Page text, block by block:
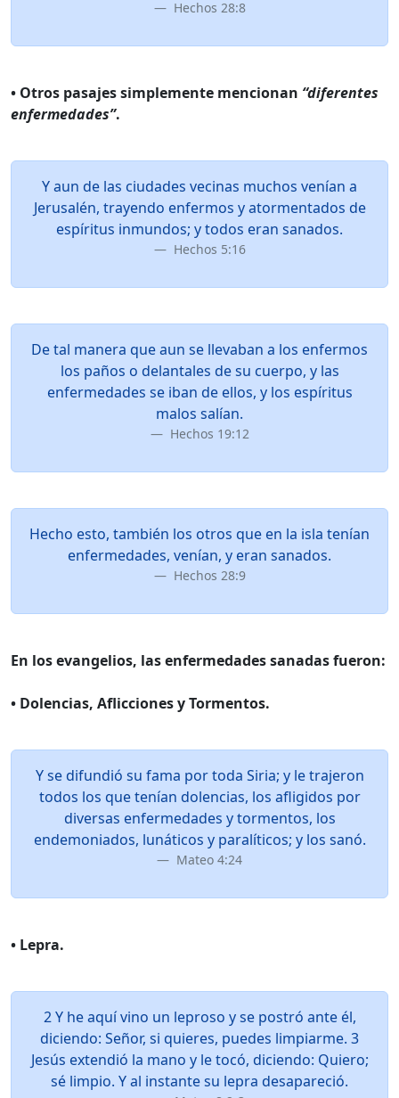
Hechos 28:8
• Otros pasajes simplemente mencionan “diferentes
enfermedades”.
Y aun de las ciudades vecinas muchos venían a
Jerusalén, trayendo enfermos y atormentados de
espíritus inmundos; y todos eran sanados.
Hechos 5:16
De tal manera que aun se llevaban a los enfermos
los paños o delantales de su cuerpo, y las
enfermedades se iban de ellos, y los espíritus
malos salían.
Hechos 19:12
Hecho esto, también los otros que en la isla tenían
enfermedades, venían, y eran sanados.
Hechos 28:9
En los evangelios, las enfermedades sanadas fueron:
• Dolencias, Aflicciones y Tormentos.
Y se difundió su fama por toda Siria; y le trajeron
todos los que tenían dolencias, los afligidos por
diversas enfermedades y tormentos, los
endemoniados, lunáticos y paralíticos; y los sanó.
Mateo 4:24
• Lepra.
2 Y he aquí vino un leproso y se postró ante él,
diciendo: Señor, si quieres, puedes limpiarme. 3
Jesús extendió la mano y le tocó, diciendo: Quiero;
sé limpio. Y al instante su lepra desapareció.